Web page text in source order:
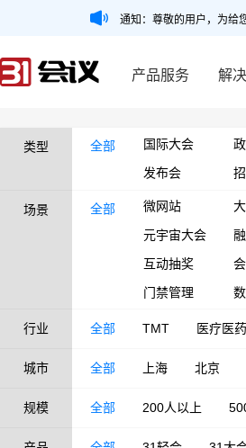
通知：尊敬的用户，为给
产品服务 解
类型 全部 国际大会
发布会
场景 全部 微网站
元宇宙大会
互动抽奖
门禁管理
行业 全部 TMT 医疗医药
城市 全部 上海 北京
规模 全部 200人以上